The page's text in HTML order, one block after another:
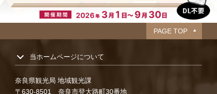
PAGE TOP
当ホームページについて
奈良県観光局 地域観光課
〒630-8501 奈良市登大路町30番地